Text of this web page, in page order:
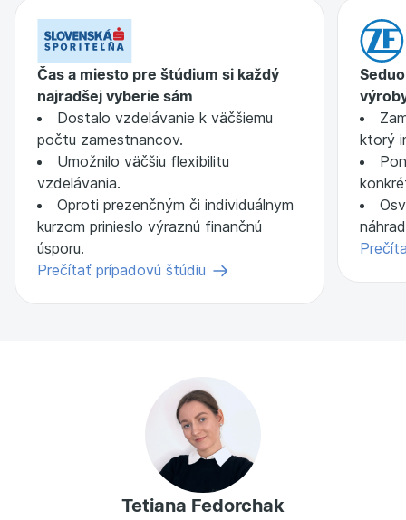
Čas a miesto pre štúdium si každý
najradšej vyberie sám
Dostalo vzdelávanie k väčšiemu
počtu zamestnancov.
Umožnilo väčšiu flexibilitu
vzdelávania.
Oproti prezenčným či individuálnym
kurzom prinieslo výraznú finančnú
úsporu.
Prečítať prípadovú štúdiu
ktorý
Tetiana Fedorchak